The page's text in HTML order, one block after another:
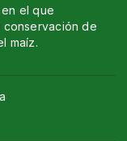
el que
conservación de
maíz.